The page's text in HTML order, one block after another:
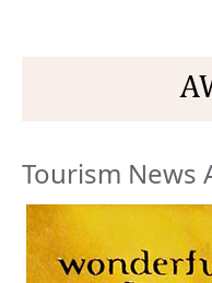
Tourism News